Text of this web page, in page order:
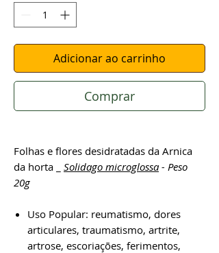
Adicionar ao carrinho
Comprar
Folhas e flores desidratadas da Arnica
da horta _ Solidago microglossa- Peso
20g
Uso Popular: reumatismo, dores
articulares, traumatismo, artrite,
artrose, escoriações, ferimentos,